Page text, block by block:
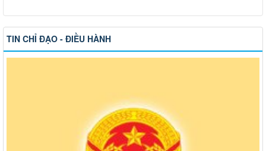
TIN CHỈ ĐẠO - ĐIỀU HÀNH